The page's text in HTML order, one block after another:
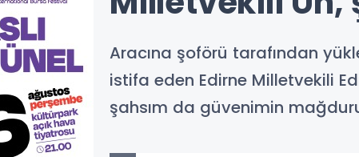
Aracına şoförü tarafından
istifa eden Edirne Milletvekili
şahsım da güvenimin